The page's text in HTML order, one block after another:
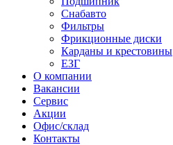
Снабавто
Фильтры
Фрикционные диски
Карданы и крестовины
ЕЗГ
О компании
Вакансии
Сервис
Акции
Офис/склад
Контакты